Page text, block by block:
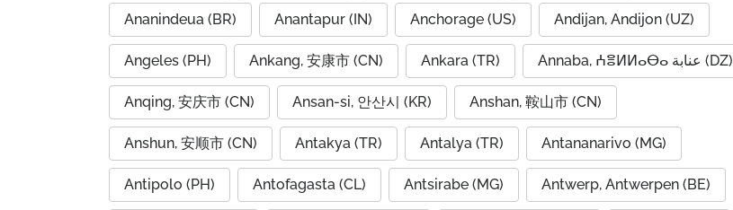
Ananindeua (BR) Anantapur (IN) Anchorage (US) Andijan, Andijon (UZ)
Angeles (PH) Ankang, 安康市 (CN) Ankara (TR) Annaba, ⵄⴻⵍⵍⴰⴱⴰ عنابة (DZ)
Anqing, 安庆市 (CN) Ansan-si, 안산시 (KR) Anshan, 鞍山市 (CN)
Anshun, 安顺市 (CN) Antakya (TR) Antalya (TR) Antananarivo (MG)
Antipolo (PH) Antofagasta (CL) Antsirabe (MG) Antwerp, Antwerpen (BE)